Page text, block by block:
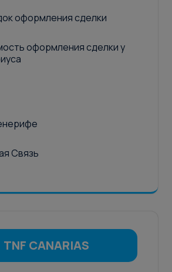
оформления сделки
оформления сделки у
Связь
TNF CANARIAS